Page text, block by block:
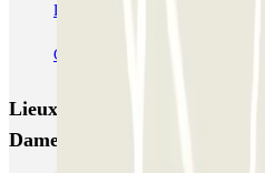
Bercy - Arena - Gare de Lyon
Garage d'Abbeville - Gare du
Lieux et événements
Dame de Lorette -